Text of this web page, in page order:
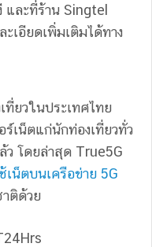
และที่ร้าน Singtel
เอียดเพิ่มเติมได้ทาง
ที่ยวในประเทศไทย
เน็ตแก่นักท่องเที่ยวทั่ว
โดยล่าสุด True5G
น็ตบนเครือข่าย 5G
าติด้วย